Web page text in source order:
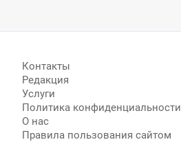
Контакты
Редакция
Услуги
Политика конфиденциальности
О нас
Правила пользования сайтом